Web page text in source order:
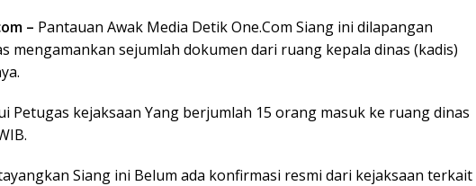
– Pantauan Awak Media Detik One.Com Siang ini dilapangan
mengamankan sejumlah dokumen dari ruang kepala dinas (kadis)
Petugas kejaksaan Yang berjumlah 15 orang masuk ke ruang dinas
Siang ini Belum ada konfirmasi resmi dari kejaksaan terkait